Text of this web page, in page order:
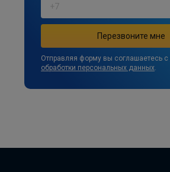
Отправляя форму вы соглашаетесь с
обработки персональных данных.